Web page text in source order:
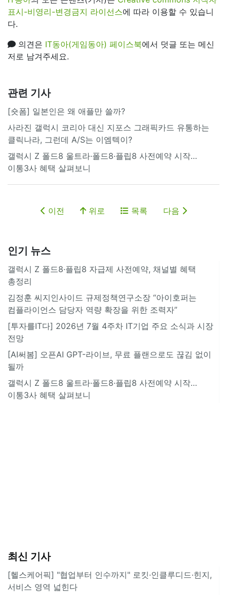
표시-비영리-변경금지 라이선스에 따라 이용할 수 있습니
다.
의견은 IT동아(게임동아) 페이스북에서 덧글 또는 메신
저로 남겨주세요.
관련 기사
[숏폼] 일본인은 왜 애플만 쓸까?
사라진 갤럭시 코리아 대신 지포스 그래픽카드 유통하는
클릭나라, 그런데 A/S는 이엠텍이?
갤럭시 Z 폴드8 울트라·폴드8·플립8 사전예약 시작…
이통3사 혜택 살펴보니
이전 위로 목록 다음
인기 뉴스
갤럭시 Z 폴드8·플립8 자급제 사전예약, 채널별 혜택
총정리
김정훈 씨지인사이드 규제정책연구소장 “아이호퍼는
컴플라이언스 담당자 역량 확장을 위한 조력자”
[투자를IT다] 2026년 7월 4주차 IT기업 주요 소식과 시장
전망
[AI써봄] 오픈AI GPT-라이브, 무료 플랜으로도 끊김 없이
될까
갤럭시 Z 폴드8 울트라·폴드8·플립8 사전예약 시작…
이통3사 혜택 살펴보니
최신 기사
[헬스케어픽] "협업부터 인수까지" 로킷·인클루디드·힌지,
서비스 영역 넓힌다